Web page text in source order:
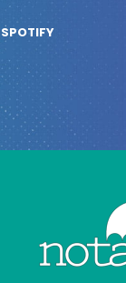
SPOTIFY